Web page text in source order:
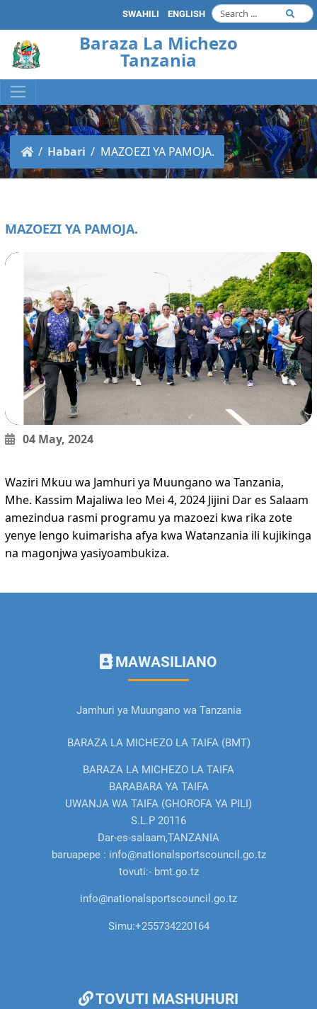
ENGLISH
SWAHILI
Baraza La Michezo
Tanzania
Habari MAZOEZI YA PAMOJA.
MAZOEZI YA PAMOJA.
04 May, 2024
Waziri Mkuu wa Jamhuri ya Muungano wa Tanzania,
Mhe. Kassim Majaliwa leo Mei 4, 2024 Jijini Dar es Salaam
amezindua rasmi programu ya mazoezi kwa rika zote
yenye lengo kuimarisha afya kwa Watanzania ili kujikinga
na magonjwa yasiyoambukiza.
MAWASILIANO
Jamhuri ya Muungano wa Tanzania
BARAZA LA MICHEZO LA TAIFA (BMT)
BARAZA LA MICHEZO LA TAIFA
BARABARA YA TAIFA
UWANJA WA TAIFA (GHOROFA YA PILI)
S.L.P 20116
Dar-es-salaam,TANZANIA
baruapepe : info@nationalsportscouncil.go.tz
tovuti:- bmt.go.tz
info@nationalsportscouncil.go.tz
Simu:+255734220164
TOVUTI MASHUHURI